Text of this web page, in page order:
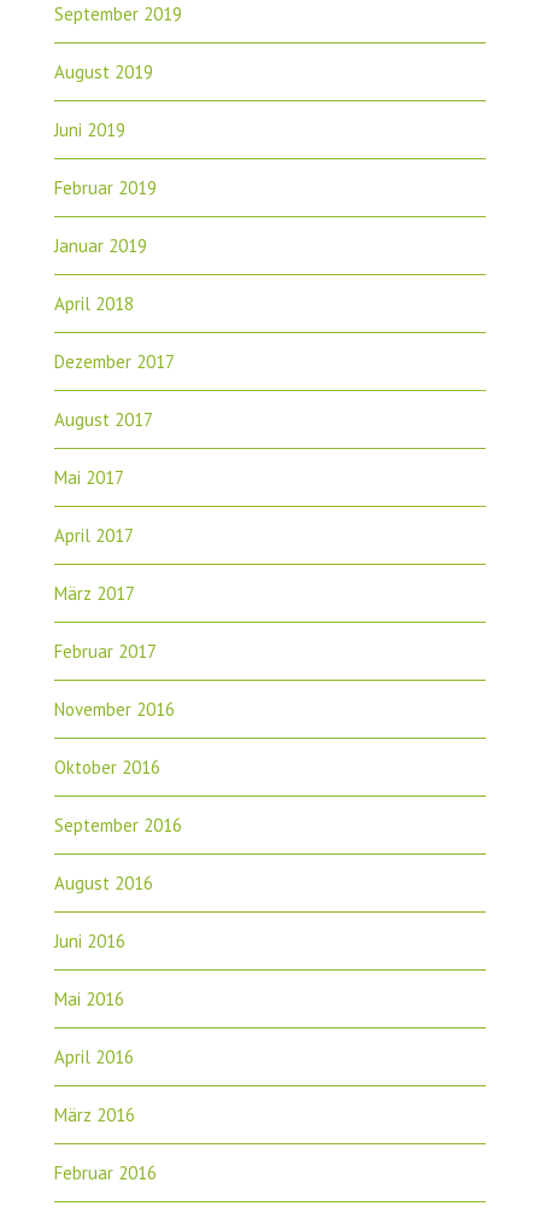
September 2019
August 2019
Juni 2019
Februar 2019
Januar 2019
April 2018
Dezember 2017
August 2017
Mai 2017
April 2017
März 2017
Februar 2017
November 2016
Oktober 2016
September 2016
August 2016
Juni 2016
Mai 2016
April 2016
März 2016
Februar 2016